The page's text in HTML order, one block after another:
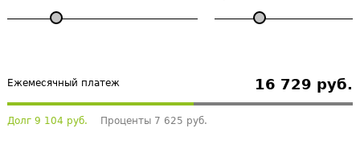
Ежемесячный платеж 16 729 руб.
Долг 9 104 руб. Проценты 7 625 руб.